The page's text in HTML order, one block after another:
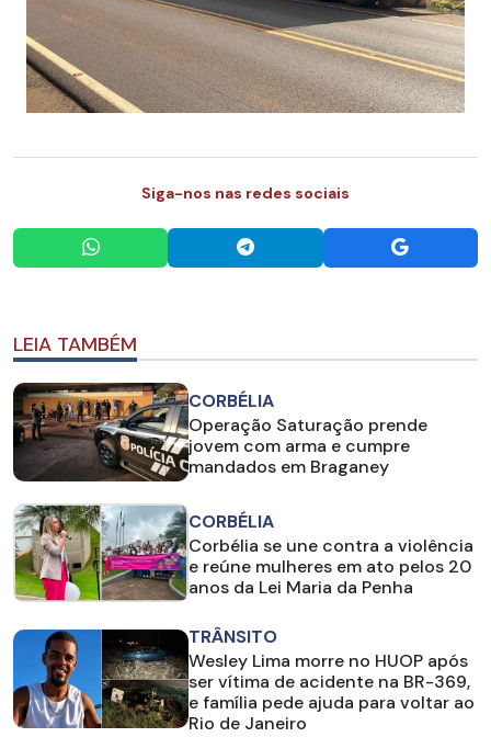
Siga-nos nas redes sociais
LEIA TAMBÉM
CORBÉLIA
Operação Saturação prende
jovem com arma e cumpre
mandados em Braganey
CORBÉLIA
Corbélia se une contra a violência
e reúne mulheres em ato pelos 20
anos da Lei Maria da Penha
TRÂNSITO
Wesley Lima morre no HUOP após
ser vítima de acidente na BR-369,
e família pede ajuda para voltar ao
Rio de Janeiro